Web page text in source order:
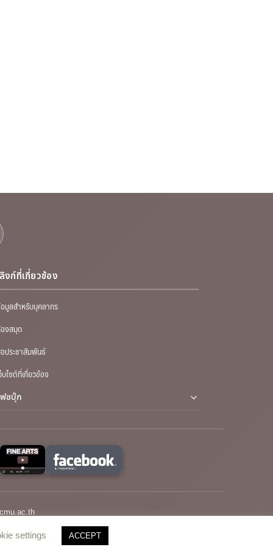
งก์ที่เกี่ยวข้อง
มูลสำหรับบุคลากร
งสมุด
ประชาสัมพันธ์
บไซต์ที่เกี่ยวข้อง
ฟซบุ๊ก
settings ACCEPT